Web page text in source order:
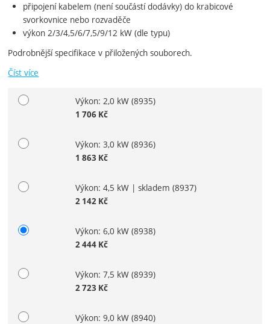
připojení kabelem (není součástí dodávky) do krabicové
svorkovnice nebo rozvaděče
výkon 2/3/4,5/6/7,5/9/12 kW (dle typu)
Podrobnější specifikace v přiložených souborech.
Číst více
Vyberte variantu
Výkon: 2,0 kW(8935)
1 706 Kč
Výkon: 3,0 kW(8936)
1 863 Kč
Výkon: 4,5 kW | skladem(8937)
2 142 Kč
Výkon: 6,0 kW(8938)
2 444 Kč
Výkon: 7,5 kW(8939)
2 723 Kč
Výkon: 9,0 kW(8940)